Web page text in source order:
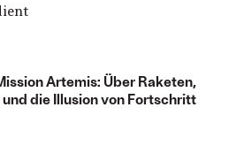
Artemis: Über Raketen,
die Illusion von Fortschritt